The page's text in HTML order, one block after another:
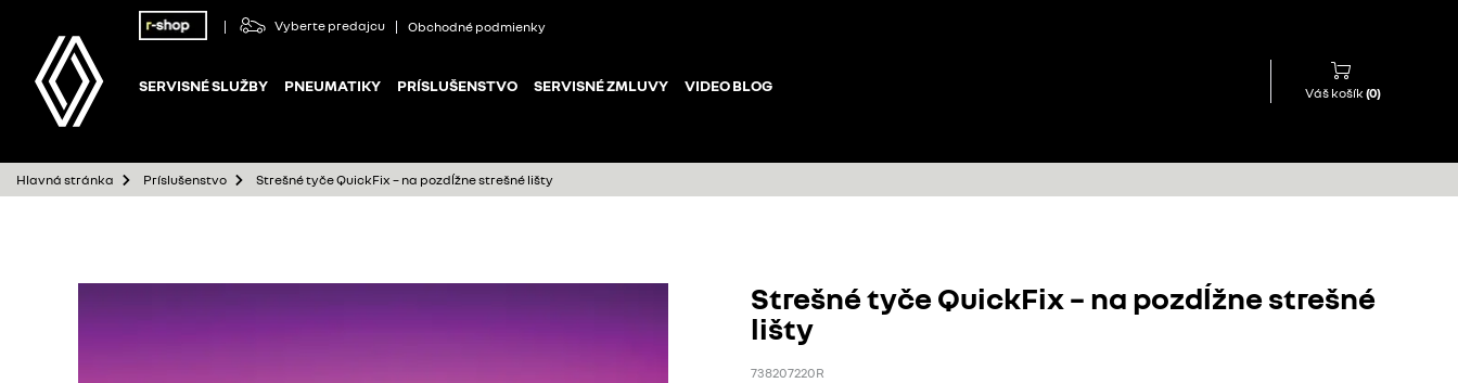
Vyberte predajcu Obchodné podmienky
SERVISNÉ SLUŽBY PNEUMATIKY PRÍSLUŠENSTVO SERVISNÉ ZMLUVY VIDEO BLOG Váš košík (0)
Hlavná stránka Príslušenstvo Strešné tyče QuickFix – na pozdĺžne strešné lišty
Strešné tyče QuickFix – na pozdĺžne strešné
lišty
738207220R